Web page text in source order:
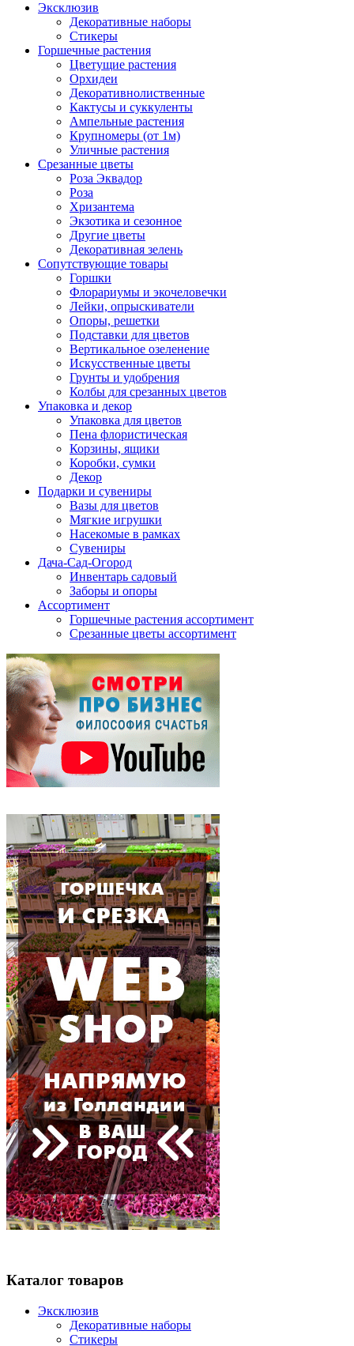
Эксклюзив
Декоративные наборы
Стикеры
Горшечные растения
Цветущие растения
Орхидеи
Декоративнолиственные
Кактусы и суккуленты
Ампельные растения
Крупномеры (от 1м)
Уличные растения
Срезанные цветы
Роза Эквадор
Роза
Хризантема
Экзотика и сезонное
Другие цветы
Декоративная зелень
Сопутствующие товары
Горшки
Флорариумы и экочеловечки
Лейки, опрыскиватели
Опоры, решетки
Подставки для цветов
Вертикальное озеленение
Искусственные цветы
Грунты и удобрения
Колбы для срезанных цветов
Упаковка и декор
Упаковка для цветов
Пена флористическая
Корзины, ящики
Коробки, сумки
Декор
Подарки и сувениры
Вазы для цветов
Мягкие игрушки
Насекомые в рамках
Сувениры
Дача-Сад-Огород
Инвентарь садовый
Заборы и опоры
Ассортимент
Горшечные растения ассортимент
Срезанные цветы ассортимент
Каталог товаров
Эксклюзив
Декоративные наборы
Стикеры